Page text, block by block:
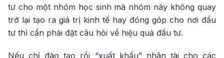
tư cho một nhóm học sinh mà nhóm này không quay
trở lại tạo ra giá trị kinh tế hay đóng góp cho nơi đầu
tư thì cần phải đặt câu hỏi về hiệu quả đầu tư.
Nếu chỉ đào tạo rồi “xuất khẩu” nhân tài cho các